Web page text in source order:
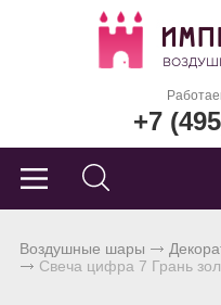
+7
Воздушные шары
Свеча цифра 7 Грань